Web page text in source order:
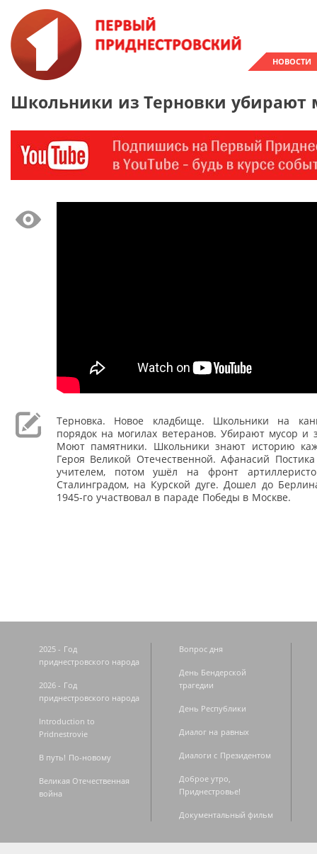
НОВОСТИ
Школьники из Терновки убирают
Терновка. Новое кладбище. Школьники на
порядок на могилах ветеранов. Убирают мусор и
Моют памятники. Школьники знают историю
Героя Великой Отечественной. Афанасий
учителем, потом ушёл на фронт
Сталинградом, на Курской дуге. Дошел до
1945-го участвовал в параде Победы в Москве.
2025 - Год
приднестровского народа
2026 - Год
приднестровского народа
Introduction to
Pridnestrovie
В путь! По-новому
Великая Отечественная
война
Вопрос дня
День Бендерской
трагедии
День Республики
Диалог на равных
Диалоги с Президентом
Доброе утро,
Приднестровье!
Документальный фильм